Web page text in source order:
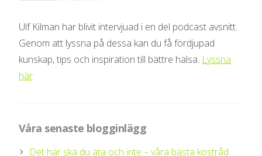
Ulf Kilman har blivit intervjuad i en del podcast avsnitt.
Genom att lyssna på dessa kan du få fördjupad
kunskap, tips och inspiration till bättre hälsa. Lyssna
här
Våra senaste blogginlägg
Det här ska du äta och inte – våra bästa kostråd